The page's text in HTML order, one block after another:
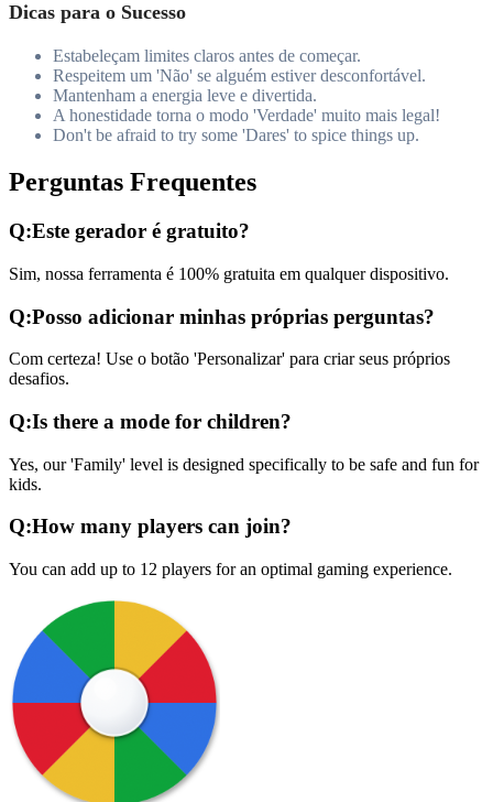
Dicas para o Sucesso
Estabeleçam limites claros antes de começar.
Respeitem um 'Não' se alguém estiver desconfortável.
Mantenham a energia leve e divertida.
A honestidade torna o modo 'Verdade' muito mais legal!
Don't be afraid to try some 'Dares' to spice things up.
Perguntas Frequentes
Q:Este gerador é gratuito?
Sim, nossa ferramenta é 100% gratuita em qualquer dispositivo.
Q:Posso adicionar minhas próprias perguntas?
Com certeza! Use o botão 'Personalizar' para criar seus próprios
desafios.
Q:Is there a mode for children?
Yes, our 'Family' level is designed specifically to be safe and fun for
kids.
Q:How many players can join?
You can add up to 12 players for an optimal gaming experience.